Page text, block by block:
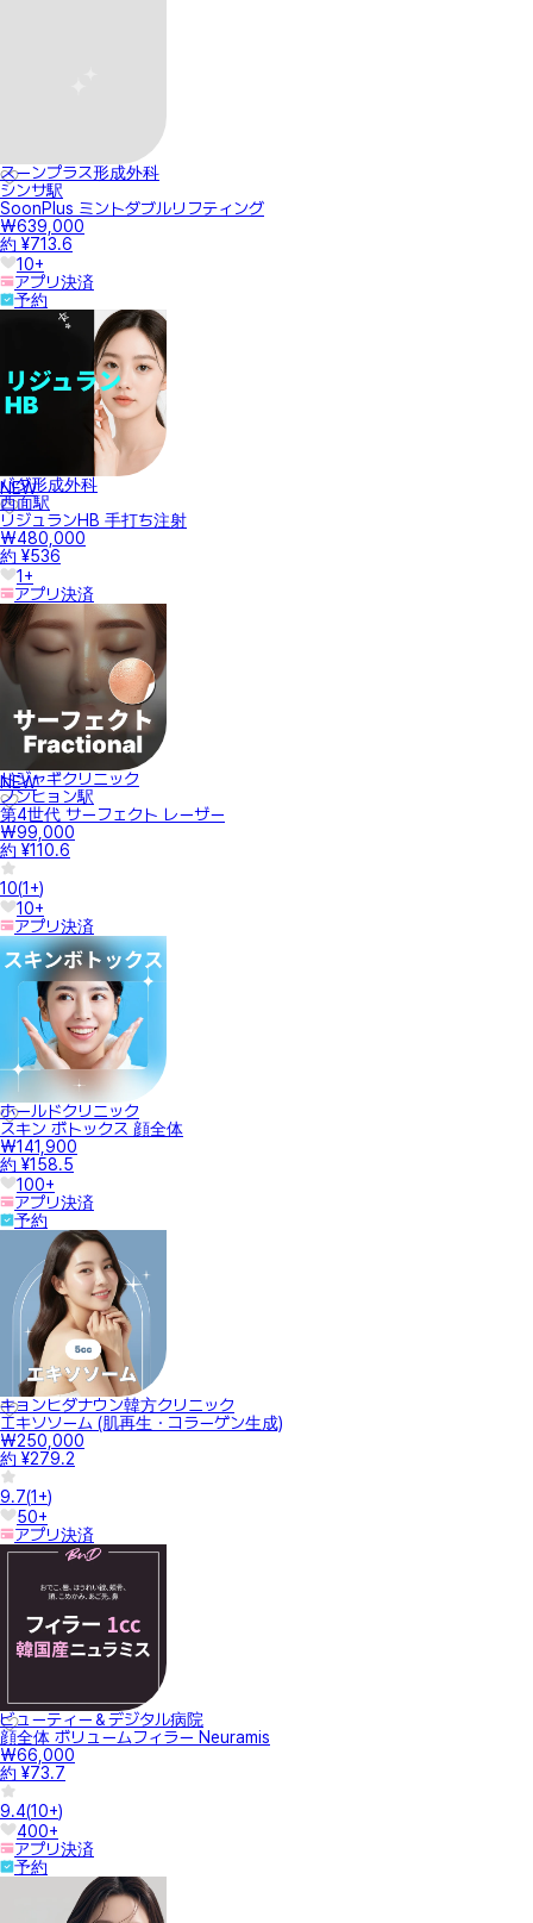
スーンプラス形成外科
シンサ駅
SoonPlus ミントダブルリフティング
₩639,000
約 ¥713.6
10+
アプリ決済
予約
NEW
バダ形成外科
西面駅
リジュランHB 手打ち注射
₩480,000
約 ¥536
1+
アプリ決済
NEW
ドジャギクリニック
ノンヒョン駅
第4世代 サーフェクト レーザー
₩99,000
約 ¥110.6
10(1+)
10+
アプリ決済
ホールドクリニック
スキン ボトックス 顔全体
₩141,900
約 ¥158.5
100+
アプリ決済
予約
キョンヒダナウン韓方クリニック
エキソソーム (肌再生・コラーゲン生成)
₩250,000
約 ¥279.2
9.7(1+)
50+
アプリ決済
ビューティー＆デジタル病院
顔全体 ボリュームフィラー Neuramis
₩66,000
約 ¥73.7
9.4(10+)
400+
アプリ決済
予約